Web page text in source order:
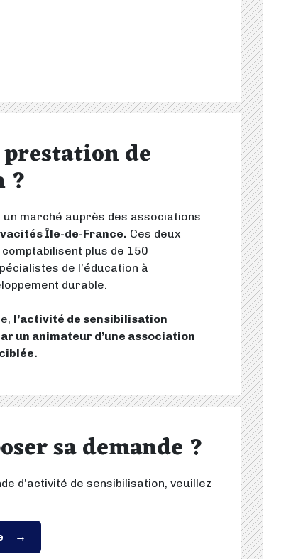
de
?
marché auprès des associations
Île-de-France. Ces deux
plus de 150
de l’éducation à
durable.
l’activité de sensibilisation
un animateur d’une association
sa demande ?
d’activité de sensibilisation, veuillez